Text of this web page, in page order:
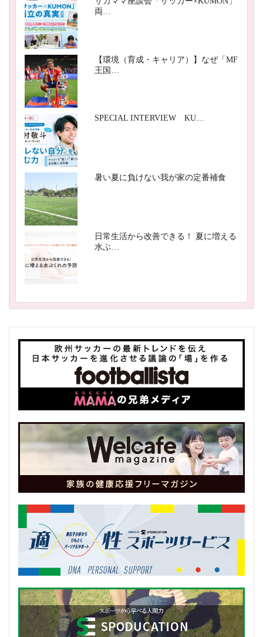
両…
【環境（育成・キャリア）】なぜ「MF
王国…
SPECIAL INTERVIEW KU…
暑い夏に負けない我が家の定番補食
日常生活から改善できる！ 夏に増える
水ぶ…